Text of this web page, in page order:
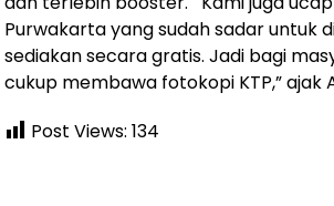
Purwakarta yang sudah sadar untuk
sediakan secara gratis. Jadi bagi
cukup membawa fotokopi KTP,” ajak
Post Views: 134